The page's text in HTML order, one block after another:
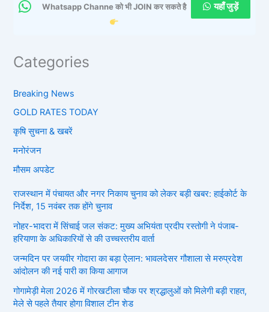
Whatsapp Channe को भी JOIN कर सकते है
यहाँ जुड़ें
Categories
Breaking News
GOLD RATES TODAY
कृषि सुचना & खबरें
मनोरंजन
मौसम अपडेट
राजस्थान में पंचायत और नगर निकाय चुनाव को लेकर बड़ी खबर: हाईकोर्ट के
निर्देश, 15 नवंबर तक होंगे चुनाव
नोहर-भादरा में सिंचाई जल संकट: मुख्य अभियंता प्रदीप रस्तोगी ने पंजाब-
हरियाणा के अधिकारियों से की उच्चस्तरीय वार्ता
जन्मदिन पर जयवीर गोदारा का बड़ा ऐलान: भावलदेसर गौशाला से मरुप्रदेश
आंदोलन की नई पारी का किया आगाज
गोगामेड़ी मेला 2026 में गोरखटीला चौक पर श्रद्धालुओं को मिलेगी बड़ी राहत,
मेले से पहले तैयार होगा विशाल टीन शेड